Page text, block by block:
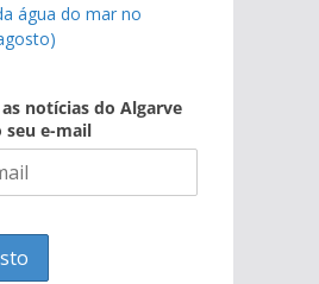
água do mar no
notícias do Algarve
seu e-mail